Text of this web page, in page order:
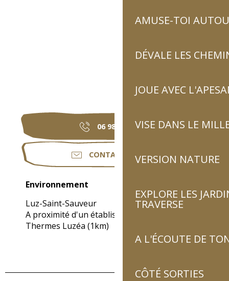
AMUSE-TOI
DÉVALE LES
JOUE AVEC
VISE DANS LE
VERSION NATURE
EXPLORE LES
TRAVERSE
A L'ÉCOUTE DE
CÔTÉ SORTIES
06 98 34 19▒▒
CONTACTEZ-NOUS
Environnement
Environnement
Luz-Saint-Sauveur
A proximité d'un établissement thermal :
Thermes Luzéa (1km)